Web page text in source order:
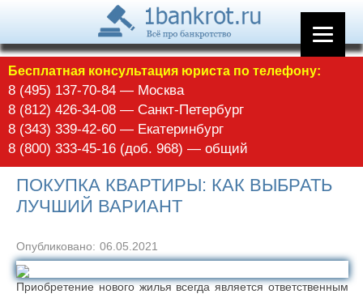
Бесплатная консультация юриста по телефону:
8 (495) 137-70-84 — Москва
8 (812) 426-34-08 — Санкт-Петербург
8 (343) 339-42-60 — Екатеринбург
8 (800) 333-45-16 (доб. 968) — общий
ПОКУПКА КВАРТИРЫ: КАК ВЫБРАТЬ
ЛУЧШИЙ ВАРИАНТ
Опубликовано: 06.05.2021
Приобретение нового жилья всегда является ответственным